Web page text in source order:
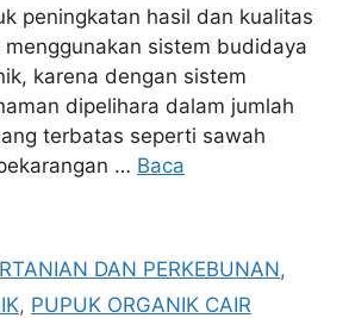
peningkatan hasil dan kualitas
menggunakan sistem budidaya
karena dengan sistem
dipelihara dalam jumlah
terbatas seperti sawah
… Baca
DAN PERKEBUNAN,
, PUPUK ORGANIK CAIR